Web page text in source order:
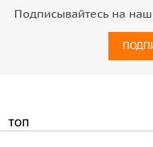
Подписывайтесь на
ТОП